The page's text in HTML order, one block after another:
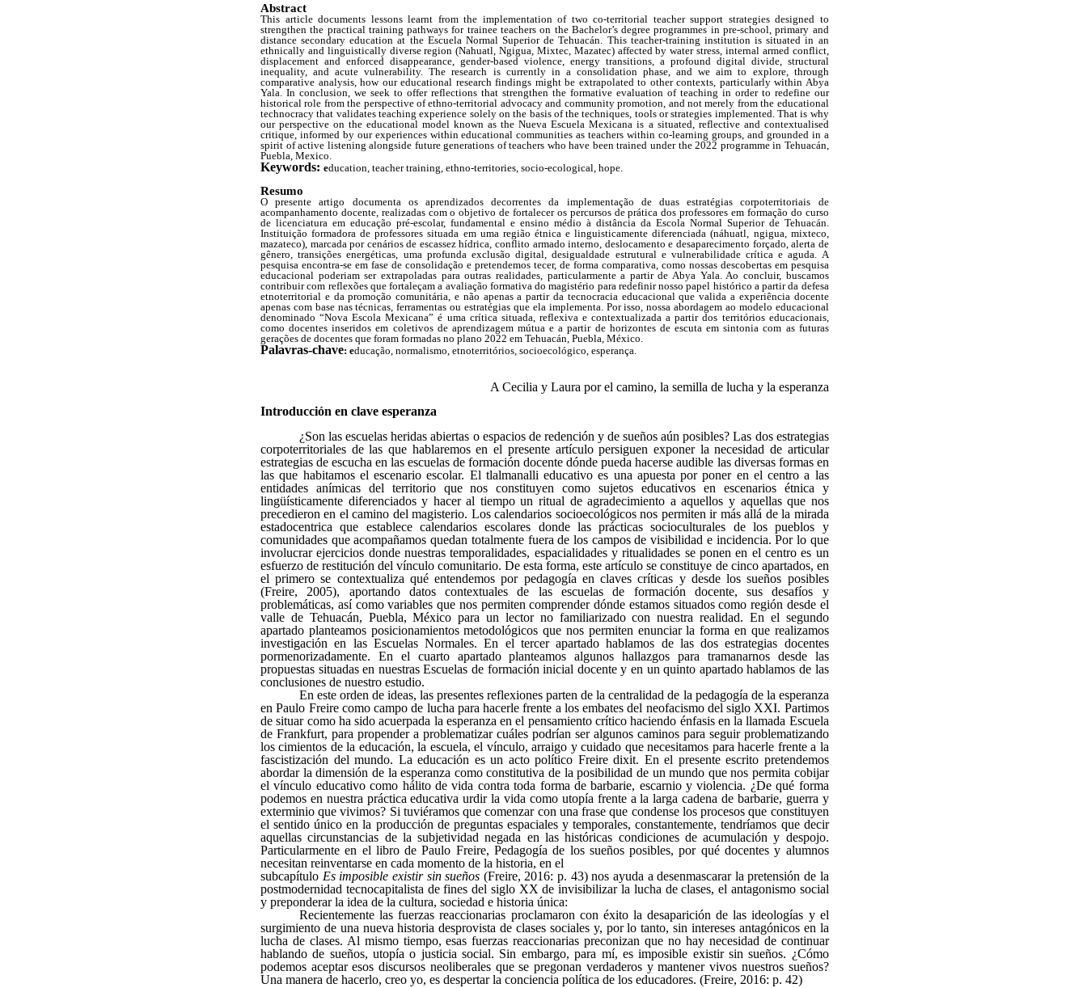
Abstract
This article documents lessons learnt from the implementation of two co-territorial teacher support strategies designed to
strengthen the practical training pathways for trainee teachers on the Bachelor’s degree programmes in pre-school, primary and
distance secondary education at the Escuela Normal Superior de Tehuacán. This teacher-training institution is situated in an
ethnically and linguistically diverse region (Nahuatl, Ngigua, Mixtec, Mazatec) affected by water stress, internal armed conflict,
displacement and enforced disappearance, gender-based violence, energy transitions, a profound digital divide, structural
inequality, and acute vulnerability. The research is currently in a consolidation phase, and we aim to explore, through
comparative analysis, how our educational research findings might be extrapolated to other contexts, particularly within Abya
Yala. In conclusion, we seek to offer reflections that strengthen the formative evaluation of teaching in order to redefine our
historical role from the perspective of ethno-territorial advocacy and community promotion, and not merely from the educational
technocracy that validates teaching experience solely on the basis of the techniques, tools or strategies implemented. That is why
our perspective on the educational model known as the Nueva Escuela Mexicana is a situated, reflective and contextualised
critique, informed by our experiences within educational communities as teachers within co-learning groups, and grounded in a
spirit of active listening alongside future generations of teachers who have been trained under the 2022 programme in Tehuacán,
Puebla, Mexico.
Keywords: education, teacher training, ethno-territories, socio-ecological, hope.
Resumo
O presente artigo documenta os aprendizados decorrentes da implementação de duas estratégias corpoterritoriais de
acompanhamento docente, realizadas com o objetivo de fortalecer os percursos de prática dos professores em formação do curso
de licenciatura em educação pré-escolar, fundamental e ensino médio à distância da Escola Normal Superior de Tehuacán.
Instituição formadora de professores situada em uma região étnica e linguisticamente diferenciada (náhuatl, ngigua, mixteco,
mazateco), marcada por cenários de escassez hídrica, conflito armado interno, deslocamento e desaparecimento forçado, alerta de
gênero, transições energéticas, uma profunda exclusão digital, desigualdade estrutural e vulnerabilidade crítica e aguda. A
pesquisa encontra-se em fase de consolidação e pretendemos tecer, de forma comparativa, como nossas descobertas em pesquisa
educacional poderiam ser extrapoladas para outras realidades, particularmente a partir de Abya Yala. Ao concluir, buscamos
contribuir com reflexões que fortaleçam a avaliação formativa do magistério para redefinir nosso papel histórico a partir da defesa
etnoterritorial e da promoção comunitária, e não apenas a partir da tecnocracia educacional que valida a experiência docente
apenas com base nas técnicas, ferramentas ou estratégias que ela implementa. Por isso, nossa abordagem ao modelo educacional
denominado “Nova Escola Mexicana” é uma crítica situada, reflexiva e contextualizada a partir dos territórios educacionais,
como docentes inseridos em coletivos de aprendizagem mútua e a partir de horizontes de escuta em sintonia com as futuras
gerações de docentes que foram formadas no plano 2022 em Tehuacán, Puebla, México.
Palavras-chave: educação, normalismo, etnoterritórios, socioecológico, esperança.
A Cecilia y Laura por el camino, la semilla de lucha y la esperanza
Introducción en clave esperanza
¿Son las escuelas heridas abiertas o espacios de redención y de sueños aún posibles? Las dos estrategias
corpoterritoriales de las que hablaremos en el presente artículo persiguen exponer la necesidad de articular
estrategias de escucha en las escuelas de formación docente dónde pueda hacerse audible las diversas formas en
las que habitamos el escenario escolar. El tlalmanalli educativo es una apuesta por poner en el centro a las
entidades anímicas del territorio que nos constituyen como sujetos educativos en escenarios étnica y
lingüísticamente diferenciados y hacer al tiempo un ritual de agradecimiento a aquellos y aquellas que nos
precedieron en el camino del magisterio. Los calendarios socioecológicos nos permiten ir más allá de la mirada
estadocentrica que establece calendarios escolares donde las prácticas socioculturales de los pueblos y
comunidades que acompañamos quedan totalmente fuera de los campos de visibilidad e incidencia. Por lo que
involucrar ejercicios donde nuestras temporalidades, espacialidades y ritualidades se ponen en el centro es un
esfuerzo de restitución del vínculo comunitario. De esta forma, este artículo se constituye de cinco apartados, en
el primero se contextualiza qué entendemos por pedagogía en claves críticas y desde los sueños posibles
(Freire, 2005), aportando datos contextuales de las escuelas de formación docente, sus desafíos y
problemáticas, así como variables que nos permiten comprender dónde estamos situados como región desde el
valle de Tehuacán, Puebla, México para un lector no familiarizado con nuestra realidad. En el segundo
apartado planteamos posicionamientos metodológicos que nos permiten enunciar la forma en que realizamos
investigación en las Escuelas Normales. En el tercer apartado hablamos de las dos estrategias docentes
pormenorizadamente. En el cuarto apartado planteamos algunos hallazgos para tramanarnos desde las
propuestas situadas en nuestras Escuelas de formación inicial docente y en un quinto apartado hablamos de las
conclusiones de nuestro estudio.
En este orden de ideas, las presentes reflexiones parten de la centralidad de la pedagogía de la esperanza
en Paulo Freire como campo de lucha para hacerle frente a los embates del neofacismo del siglo XXI. Partimos
de situar como ha sido acuerpada la esperanza en el pensamiento crítico haciendo énfasis en la llamada Escuela
de Frankfurt, para propender a problematizar cuáles podrían ser algunos caminos para seguir problematizando
los cimientos de la educación, la escuela, el vínculo, arraigo y cuidado que necesitamos para hacerle frente a la
fascistización del mundo. La educación es un acto político Freire dixit. En el presente escrito pretendemos
abordar la dimensión de la esperanza como constitutiva de la posibilidad de un mundo que nos permita cobijar
el vínculo educativo como hálito de vida contra toda forma de barbarie, escarnio y violencia. ¿De qué forma
podemos en nuestra práctica educativa urdir la vida como utopía frente a la larga cadena de barbarie, guerra y
exterminio que vivimos? Si tuviéramos que comenzar con una frase que condense los procesos que constituyen
el sentido único en la producción de preguntas espaciales y temporales, constantemente, tendríamos que decir
aquellas circunstancias de la subjetividad negada en las históricas condiciones de acumulación y despojo.
Particularmente en el libro de Paulo Freire, Pedagogía de los sueños posibles, por qué docentes y alumnos
necesitan reinventarse en cada momento de la historia, en el
subcapítulo Es imposible existir sin sueños (Freire, 2016: p. 43) nos ayuda a desenmascarar la pretensión de la
postmodernidad tecnocapitalista de fines del siglo XX de invisibilizar la lucha de clases, el antagonismo social
y preponderar la idea de la cultura, sociedad e historia única:
Recientemente las fuerzas reaccionarias proclamaron con éxito la desaparición de las ideologías y el
surgimiento de una nueva historia desprovista de clases sociales y, por lo tanto, sin intereses antagónicos en la
lucha de clases. Al mismo tiempo, esas fuerzas reaccionarias preconizan que no hay necesidad de continuar
hablando de sueños, utopía o justicia social. Sin embargo, para mí, es imposible existir sin sueños. ¿Cómo
podemos aceptar esos discursos neoliberales que se pregonan verdaderos y mantener vivos nuestros sueños?
Una manera de hacerlo, creo yo, es despertar la conciencia política de los educadores. (Freire, 2016: p. 42)